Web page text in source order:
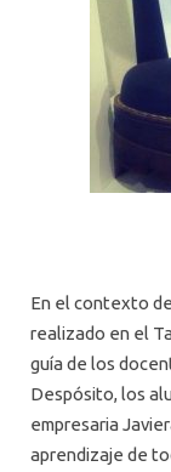
En el contexto
realizado en el
guía de los
Despósito, los
empresaria
aprendizaje de